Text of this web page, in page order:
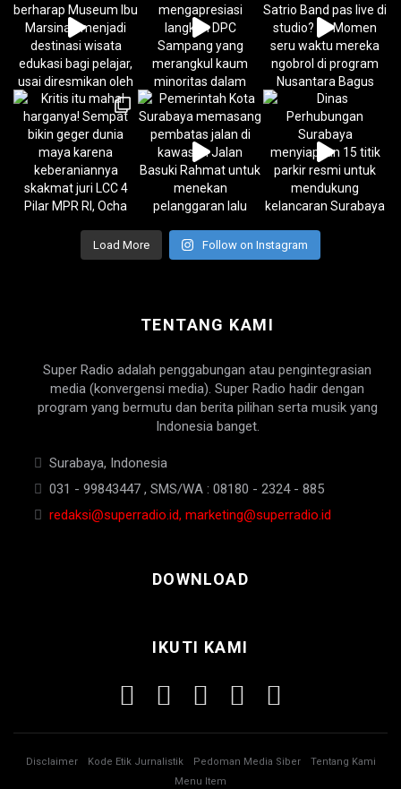
Load More Follow on Instagram
TENTANG KAMI
Super Radio adalah penggabungan atau pengintegrasian
media (konvergensi media). Super Radio hadir dengan
program yang bermutu dan berita pilihan serta musik yang
Indonesia banget.
Surabaya, Indonesia
031 - 99843447 , SMS/WA : 08180 - 2324 - 885
redaksi@superradio.id, marketing@superradio.id
DOWNLOAD
IKUTI KAMI
Disclaimer Kode Etik Jurnalistik Pedoman Media Siber
Tentang Kami
Menu Item